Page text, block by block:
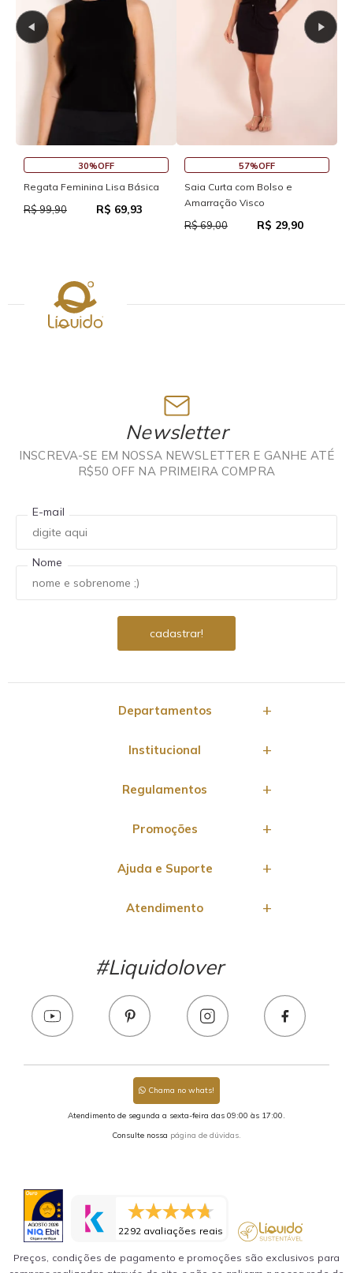
30%OFF
Regata Feminina Lisa Básica
R$ 99,90 R$ 69,93
57%OFF
Saia Curta com Bolso e
Amarração Visco
R$ 69,00 R$ 29,90
Newsletter
INSCREVA-SE EM NOSSA NEWSLETTER E GANHE ATÉ
R$50 OFF NA PRIMEIRA COMPRA
E-mail
Nome
Departamentos
Institucional
Regulamentos
Promoções
Ajuda e Suporte
Atendimento
#Liquidolover
Chama no whats!
Atendimento de segunda a sexta-feira das 09:00 às 17:00.
Consulte nossa página de dúvidas.
2292 avaliações reais
Preços, condições de pagamento e promoções são exclusivos para